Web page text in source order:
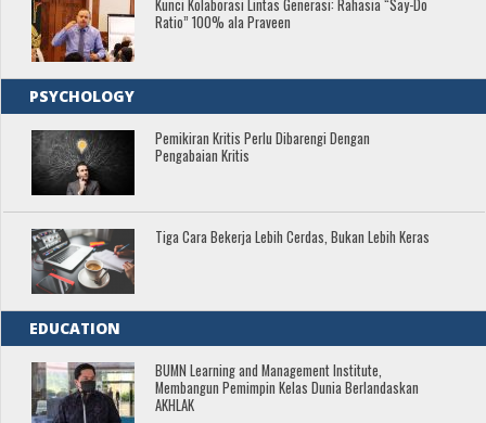
Kunci Kolaborasi Lintas Generasi: Rahasia “Say-Do
Ratio” 100% ala Praveen
PSYCHOLOGY
Pemikiran Kritis Perlu Dibarengi Dengan
Pengabaian Kritis
Tiga Cara Bekerja Lebih Cerdas, Bukan Lebih Keras
EDUCATION
BUMN Learning and Management Institute,
Membangun Pemimpin Kelas Dunia Berlandaskan
AKHLAK